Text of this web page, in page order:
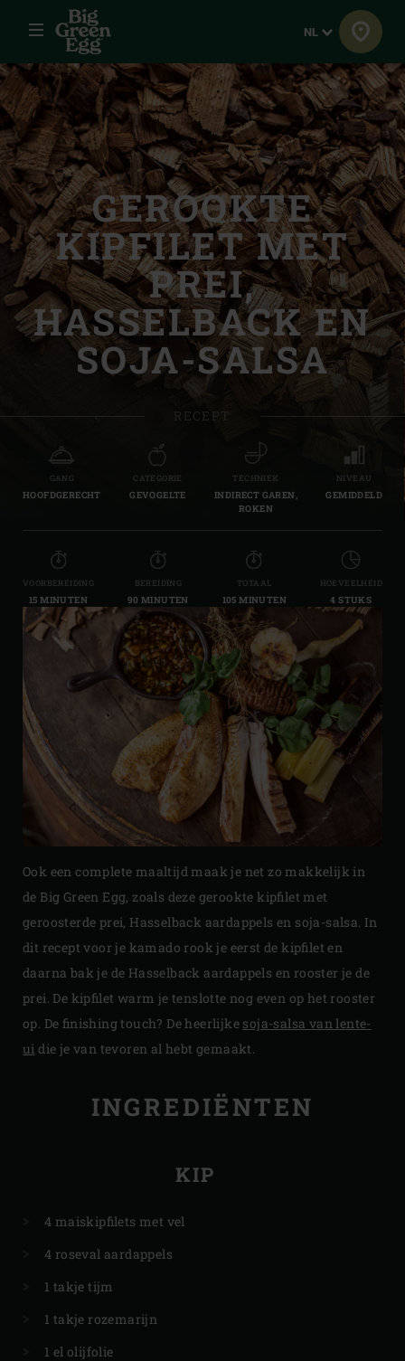
Menu Taal
NL
GEROOKTE
KIPFILET MET
PREI,
HASSELBACK EN
SOJA-SALSA
RECEPT
GANG
HOOFDGERECHT
CATEGORIE
GEVOGELTE
TECHNIEK
INDIRECT GAREN,
ROKEN
NIVEAU
GEMIDDELD
VOORBEREIDING
15 MINUTEN
BEREIDING
90 MINUTEN
TOTAAL
105 MINUTEN
HOEVEELHEID
4 STUKS
Ook een complete maaltijd maak je net zo makkelijk in
de Big Green Egg, zoals deze gerookte kipfilet met
geroosterde prei, Hasselback aardappels en soja-salsa. In
dit recept voor je kamado rook je eerst de kipfilet en
daarna bak je de Hasselback aardappels en rooster je de
prei. De kipfilet warm je tenslotte nog even op het rooster
op. De finishing touch? De heerlijke soja-salsa van lente-
ui die je van tevoren al hebt gemaakt.
INGREDIËNTEN
KIP
4 maiskipfilets met vel
4 roseval aardappels
1 takje tijm
1 takje rozemarijn
1 el olijfolie